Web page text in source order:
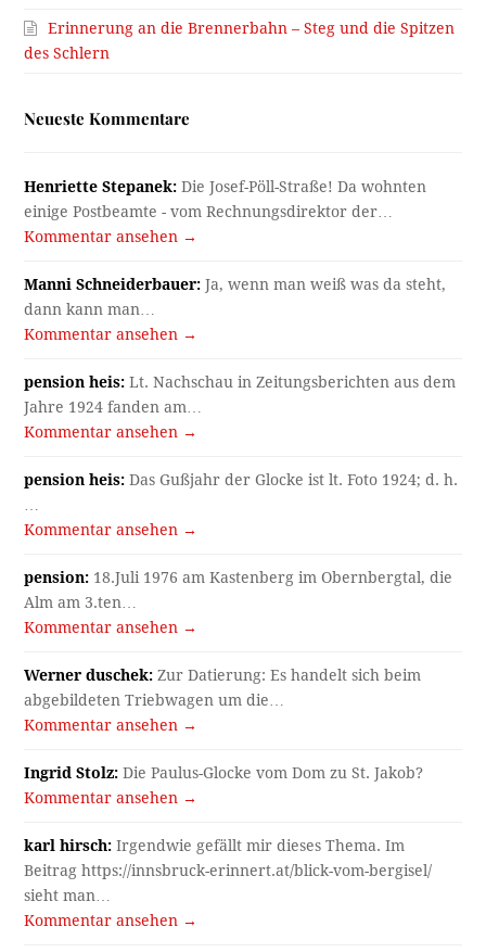
Erinnerung an die Brennerbahn – Steg und die Spitzen
des Schlern
Neueste Kommentare
Henriette Stepanek: Die Josef-Pöll-Straße! Da wohnten
einige Postbeamte - vom Rechnungsdirektor der…
Kommentar ansehen →
Manni Schneiderbauer: Ja, wenn man weiß was da steht,
dann kann man…
Kommentar ansehen →
pension heis: Lt. Nachschau in Zeitungsberichten aus dem
Jahre 1924 fanden am…
Kommentar ansehen →
pension heis: Das Gußjahr der Glocke ist lt. Foto 1924; d. h.
Kommentar ansehen →
pension: 18.Juli 1976 am Kastenberg im Obernbergtal, die
Alm am 3.ten…
Kommentar ansehen →
Werner duschek: Zur Datierung: Es handelt sich beim
abgebildeten Triebwagen um die…
Kommentar ansehen →
Ingrid Stolz: Die Paulus-Glocke vom Dom zu St. Jakob?
Kommentar ansehen →
karl hirsch: Irgendwie gefällt mir dieses Thema. Im
Beitrag https://innsbruck-erinnert.at/blick-vom-bergisel/
sieht man…
Kommentar ansehen →